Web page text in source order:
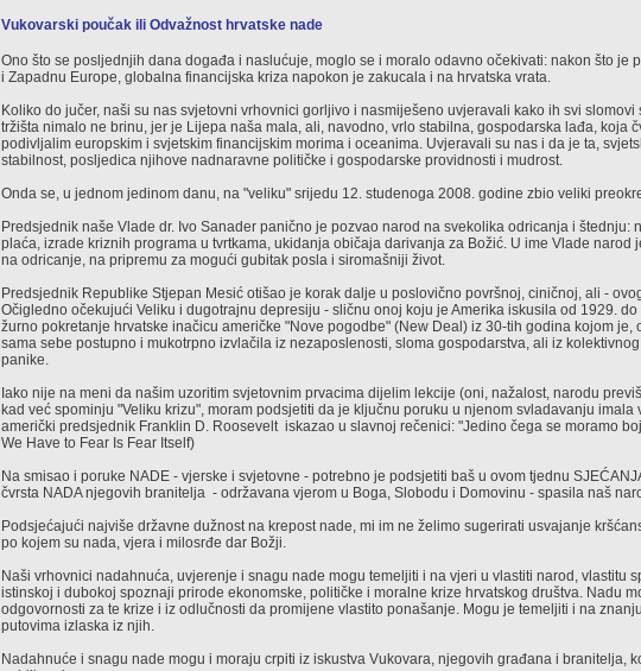
Vukovarski poučak ili Odvažnost hrvatske nade
Ono što se posljednjih dana događa i naslućuje, moglo se i moralo odavno očekivati: nakon što je
i Zapadnu Europe, globalna financijska kriza napokon je zakucala i na hrvatska vrata.
Koliko do jučer, naši su nas svjetovni vrhovnici gorljivo i nasmiješeno uvjeravali kako ih svi
tržišta nimalo ne brinu, jer je Lijepa naša mala, ali, navodno, vrlo stabilna, gospodarska lađa, koja
podivljalim europskim i svjetskim financijskim morima i oceanima. Uvjeravali su nas i da je ta,
stabilnost, posljedica njihove nadnaravne političke i gospodarske providnosti i mudrost.
Onda se, u jednom jedinom danu, na "veliku" srijedu 12. studenoga 2008. godine zbio veliki
Predsjednik naše Vlade dr. Ivo Sanader panično je pozvao narod na svekolika odricanja i štednju:
plaća, izrade kriznih programa u tvrtkama, ukidanja običaja darivanja za Božić. U ime Vlade narod
na odricanje, na pripremu za mogući gubitak posla i siromašniji život.
Predsjednik Republike Stjepan Mesić otišao je korak dalje u poslovično površnoj, ciničnoj, ali -
Očigledno očekujući Veliku i dugotrajnu depresiju - sličnu onoj koju je Amerika iskusila od 1929.
žurno pokretanje hrvatske inačicu američke "Nove pogodbe" (New Deal) iz 30-tih godina kojom je,
sama sebe postupno i mukotrpno izvlačila iz nezaposlenosti, sloma gospodarstva, ali iz
panike.
Iako nije na meni da našim uzoritim svjetovnim prvacima dijelim lekcije (oni, nažalost, narodu
kad već spominju "Veliku krizu", moram podsjetiti da je ključnu poruku u njenom svladavanju imala
američki predsjednik Franklin D. Roosevelt iskazao u slavnoj rečenici: "Jedino čega se moramo
We Have to Fear Is Fear Itself)
Na smisao i poruke NADE - vjerske i svjetovne - potrebno je podsjetiti baš u ovom tjednu
čvrsta NADA njegovih branitelja - održavana vjerom u Boga, Slobodu i Domovinu - spasila naš
Podsjećajući najviše državne dužnost na krepost nade, mi im ne želimo sugerirati usvajanje
po kojem su nada, vjera i milosrđe dar Božji.
Naši vrhovnici nadahnuća, uvjerenje i snagu nade mogu temeljiti i na vjeri u vlastiti narod, vlastitu
istinskoj i dubokoj spoznaji prirode ekonomske, političke i moralne krize hrvatskog društva. Nadu
odgovornosti za te krize i iz odlučnosti da promijene vlastito ponašanje. Mogu je temeljiti i na
putovima izlaska iz njih.
Nadahnuće i snagu nade mogu i moraju crpiti iz iskustva Vukovara, njegovih građana i branitelja,